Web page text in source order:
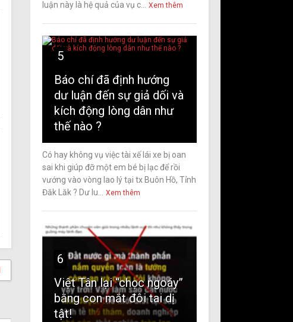
luận này là hệ quả của vụ c...
Xem thêm
5
Báo chí đã định hướng
dư luận đến sự giả dối và
kích động lòng dân như
thế nào ?
Có hay không vụ việc tài xế lái xe bị oan
sai khi giúp đỡ một em bé bị lạc để rồi
vướng vào vòng lao lý tại tx Buôn Hồ, Tỉnh
Đăk Lăk ? Dư lu...
Xem thêm
6
Việt Tân lại “chọc ngoáy”
bằng con mắt đôi tai dị
tật!